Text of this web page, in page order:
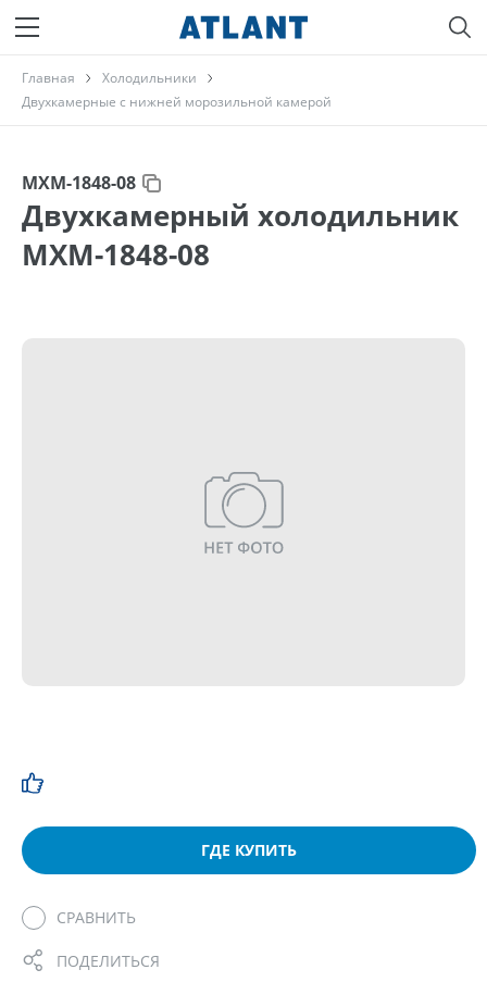
Главная
Холодильники
Двухкамерные с нижней морозильной камерой
МХМ-1848-08
Двухкамерный холодильник
МХМ-1848-08
ГДЕ КУПИТЬ
СРАВНИТЬ
ПОДЕЛИТЬСЯ